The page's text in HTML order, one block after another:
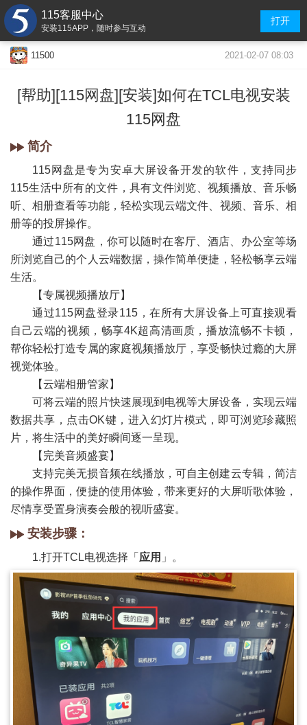
115客服中心
安装115APP，随时参与互动
打开
11500 2021-02-07 08:03
[帮助][115网盘][安装]如何在TCL电视安装
115网盘
简介
»
115网盘是专为安卓大屏设备开发的软件，支持同步
115生活中所有的文件，具有文件浏览、视频播放、音乐畅
听、相册查看等功能，轻松实现云端文件、视频、音乐、相
册等的投屏操作。
通过115网盘，你可以随时在客厅、酒店、办公室等场
所浏览自己的个人云端数据，操作简单便捷，轻松畅享云端
生活。
【专属视频播放厅】
通过115网盘登录115，在所有大屏设备上可直接观看
自己云端的视频，畅享4K超高清画质，播放流畅不卡顿，
帮你轻松打造专属的家庭视频播放厅，享受畅快过瘾的大屏
视觉体验。
【云端相册管家】
可将云端的照片快速展现到电视等大屏设备，实现云端
数据共享，点击OK键，进入幻灯片模式，即可浏览珍藏照
片，将生活中的美好瞬间逐一呈现。
【完美音频盛宴】
支持完美无损音频在线播放，可自主创建云专辑，简洁
的操作界面，便捷的使用体验，带来更好的大屏听歌体验，
尽情享受置身演奏会般的视听盛宴。
安装步骤：
1.打开TCL电视选择「 应用 」。